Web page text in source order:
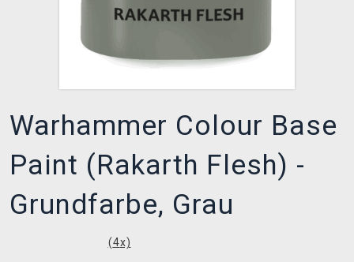
Warhammer Colour Base
Paint (Rakarth Flesh) -
Grundfarbe, Grau
(4x)